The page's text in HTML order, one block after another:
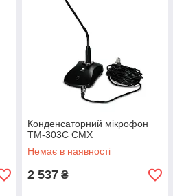
Конденсаторний мікрофон
TM-303C CMX
Немає в наявності
2 537 ₴